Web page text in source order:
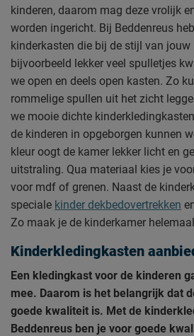
kinderen, daarom mag deze vrolijk
worden ingericht. Bij Beddenreus
kinderkasten die bij de stijl van jouw
bijvoorbeeld lekker veel spulletjes
we open en deels open kasten. Zo
rommelige spullen uit het zicht
we mooie dichte
de kinderen in opgeborgen kunnen
kleur oogt de kamer lekker licht en
uitstraling. Qua materiaal kies je
voor mdf of grenen. Naast de
speciale kinder dekbedovertrekken
Zo maak je de kinderkamer
Kinderkledingkasten
Een kledingkast voor de kinderen
mee. Daarom is het belangrijk dat
goede kwaliteit is. Met de
Beddenreus ben je voor goede